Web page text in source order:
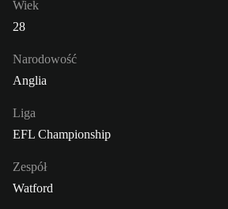
Wiek
28
Narodowość
Anglia
Liga
EFL Championship
Zespół
Watford